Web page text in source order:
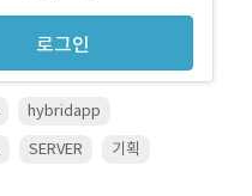
로그인
hybridapp
SERVER 기획